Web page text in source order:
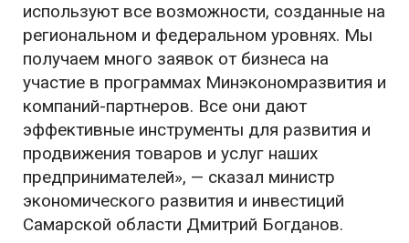
используют все возможности, созданные на
региональном и федеральном уровнях. Мы
получаем много заявок от бизнеса на
участие в программах Минэкономразвития и
компаний-партнеров. Все они дают
эффективные инструменты для развития и
продвижения товаров и услуг наших
предпринимателей», — сказал министр
экономического развития и инвестиций
Самарской области Дмитрий Богданов.